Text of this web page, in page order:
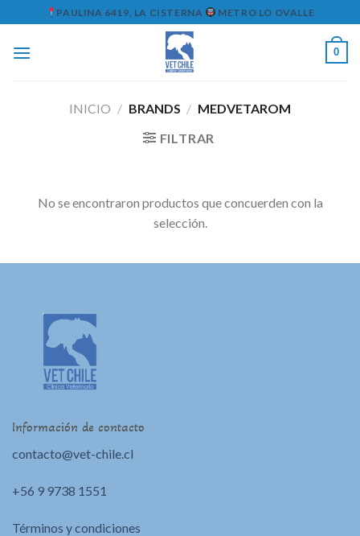
to
content
PAULINA 6419, LA CISTERNA METRO LO OVALLE
0
INICIO / BRANDS / MEDVETAROM
FILTRAR
No se encontraron productos que concuerden con la
selección.
Información de contacto
contacto@vet-chile.cl
+56 9 9738 1551
Términos y condiciones